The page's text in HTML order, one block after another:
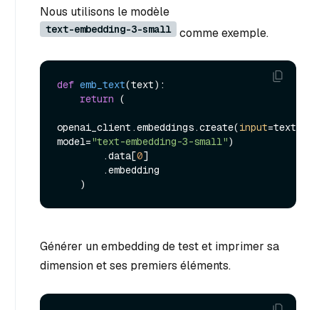
Nous utilisons le modèle
text-embedding-3-small comme exemple.
def emb_text(text):
return (
openai_client.embeddings.create(input=text,
model="text-embedding-3-small")
        .data[
0]
Générer un embedding de test et imprimer sa
dimension et ses premiers éléments.